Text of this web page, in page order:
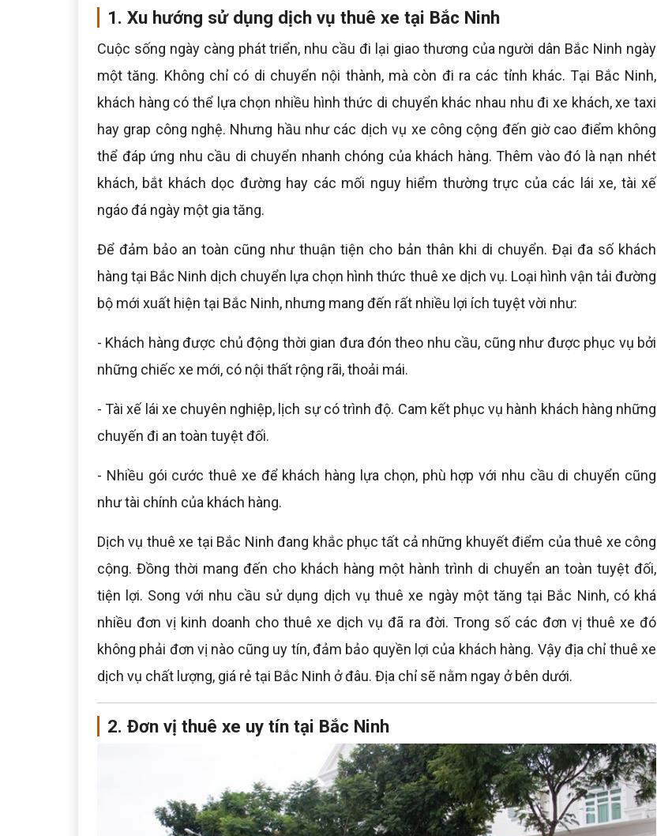
1. Xu hướng sử dụng dịch vụ thuê xe tại Bắc Ninh
Cuộc sống ngày càng phát triển, nhu cầu đi lại giao thương của người dân Bắc Ninh ngày
một tăng. Không chỉ có di chuyển nội thành, mà còn đi ra các tỉnh khác. Tại Bắc Ninh,
khách hàng có thể lựa chọn nhiều hình thức di chuyển khác nhau nhu đi xe khách, xe taxi
hay grap công nghệ. Nhưng hầu như các dịch vụ xe công cộng đến giờ cao điểm không
thể đáp ứng nhu cầu di chuyển nhanh chóng của khách hàng. Thêm vào đó là nạn nhét
khách, bắt khách dọc đường hay các mối nguy hiểm thường trực của các lái xe, tài xế
ngáo đá ngày một gia tăng.
Để đảm bảo an toàn cũng như thuận tiện cho bản thân khi di chuyển. Đại đa số khách
hàng tại Bắc Ninh dịch chuyển lựa chọn hình thức thuê xe dịch vụ. Loại hình vận tải đường
bộ mới xuất hiện tại Bắc Ninh, nhưng mang đến rất nhiều lợi ích tuyệt vời như:
- Khách hàng được chủ động thời gian đưa đón theo nhu cầu, cũng như được phục vụ bởi
những chiếc xe mới, có nội thất rộng rãi, thoải mái.
- Tài xế lái xe chuyên nghiệp, lịch sự có trình độ. Cam kết phục vụ hành khách hàng những
chuyến đi an toàn tuyệt đối.
- Nhiều gói cước thuê xe để khách hàng lựa chọn, phù hợp với nhu cầu di chuyển cũng
như tài chính của khách hàng.
Dịch vụ thuê xe tại Bắc Ninh đang khắc phục tất cả những khuyết điểm của thuê xe công
cộng. Đồng thời mang đến cho khách hàng một hành trình di chuyển an toàn tuyệt đối,
tiện lợi. Song với nhu cầu sử dụng dịch vụ thuê xe ngày một tăng tại Bắc Ninh, có khá
nhiều đơn vị kinh doanh cho thuê xe dịch vụ đã ra đời. Trong số các đơn vị thuê xe đó
không phải đơn vị nào cũng uy tín, đảm bảo quyền lợi của khách hàng. Vậy địa chỉ thuê xe
dịch vụ chất lượng, giá rẻ tại Bắc Ninh ở đâu. Địa chỉ sẽ nằm ngay ở bên dưới.
2. Đơn vị thuê xe uy tín tại Bắc Ninh